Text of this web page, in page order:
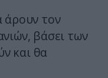
άρουν τον
βάσει των
και θα